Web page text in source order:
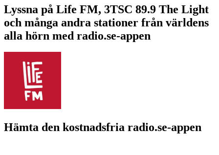
Lyssna på Life FM, 3TSC 89.9 The Light
och många andra stationer från världens
alla hörn med radio.se-appen
Hämta den kostnadsfria radio.se-appen